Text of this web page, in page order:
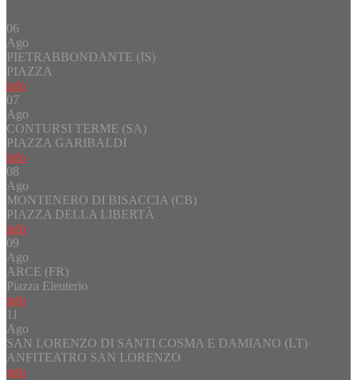
06
Ago
PIETRABBONDANTE (IS)
PIAZZA
info
07
Ago
CONTURSI TERME (SA)
PIAZZA GARIBALDI
info
08
Ago
MONTENERO DI BISACCIA (CB)
PIAZZA DELLA LIBERTÀ
info
09
Ago
ARCE (FR)
Piazza Eleuterio
info
11
Ago
SAN LORENZO DI SANTI COSMA E DAMIANO (LT)
ANFITEATRO SAN LORENZO
info